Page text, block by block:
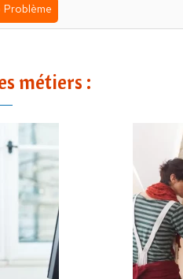
Problème
métiers :